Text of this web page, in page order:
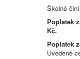
Školné
Poplatek
Kč.
Poplatek
Uvedené